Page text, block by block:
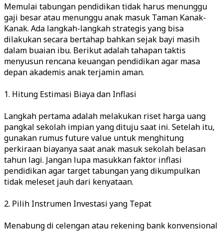
Memulai tabungan pendidikan tidak harus menunggu
gaji besar atau menunggu anak masuk Taman Kanak-
Kanak. Ada langkah-langkah strategis yang bisa
dilakukan secara bertahap bahkan sejak bayi masih
dalam buaian ibu. Berikut adalah tahapan taktis
menyusun rencana keuangan pendidikan agar masa
depan akademis anak terjamin aman.
1. Hitung Estimasi Biaya dan Inflasi
Langkah pertama adalah melakukan riset harga uang
pangkal sekolah impian yang dituju saat ini. Setelah itu,
gunakan rumus future value untuk menghitung
perkiraan biayanya saat anak masuk sekolah belasan
tahun lagi. Jangan lupa masukkan faktor inflasi
pendidikan agar target tabungan yang dikumpulkan
tidak meleset jauh dari kenyataan.
2. Pilih Instrumen Investasi yang Tepat
Menabung di celengan atau rekening bank konvensional